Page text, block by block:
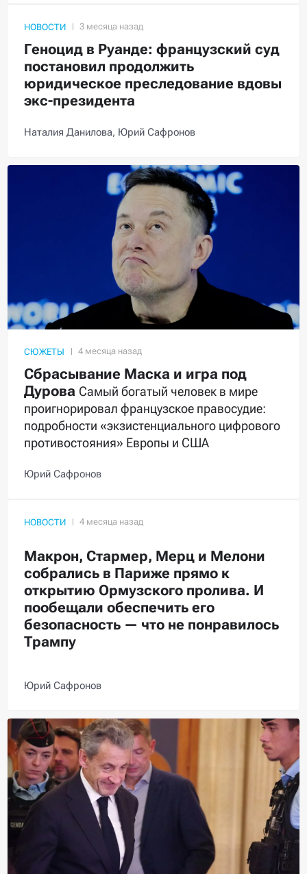
НОВОСТИ
Геноцид в Руанде: французский суд
постановил продолжить
юридическое преследование вдовы
экс-президента
Наталия Данилова, Юрий Сафронов
СЮЖЕТЫ
Сбрасывание Маска и игра под
Дурова Самый богатый человек в мире
проигнорировал французское правосудие:
подробности «экзистенциального цифрового
противостояния» Европы и США
Юрий Сафронов
НОВОСТИ
Макрон, Стармер, Мерц и Мелони
собрались в Париже прямо к
открытию Ормузского пролива. И
пообещали обеспечить его
безопасность — что не понравилось
Трампу
Юрий Сафронов